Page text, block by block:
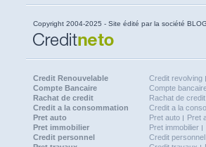
Copyright 2004-2025 - Site édité par la société
Credit Renouvelable
Credit revolving
Compte Bancaire
Compte
Rachat de credit
Rachat de credit
Credit a la consommation
Credit a la
Pret auto
Pret auto Pret
Pret immobilier
Pret immobilier
Credit personnel
Credit personnel